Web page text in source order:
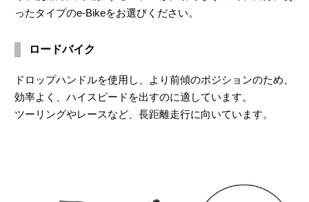
eBikeの
メンテナンス
こんな時
どうするの？
ったタイプのe-Bikeをお選びください。
ロードバイク
ドロップハンドルを使用し、より前傾のポジションのため、
効率よく、ハイスピードを出すのに適しています。
ツーリングやレースなど、長距離走行に向いています。